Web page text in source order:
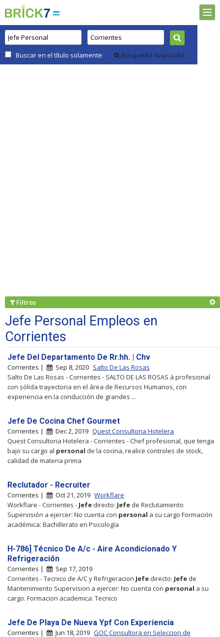
Buscar en el título solamente Búsqueda Avanzada
Filtros
Jefe Personal Empleos en
Corrientes
Jefe Del Departamento De Rr.hh. | Chv
Corrientes | Sep 8, 2020 Salto De Las Rosas
Salto De Las Rosas - Corrientes - SALTO DE LAS ROSAS á profesional
con sólida trayectoria en el área de Recursos Humanos, con
experiencia en la conducción de grandes ...
Jefe De Cocina Chef Gourmet
Corrientes | Dec 2, 2019 Quest Consultoria Hotelera
Quest Consultoria Hotelera - Corrientes - Chef profesional, que tenga
bajo su cargo al personal de la cocina, realice controles de stock,
calidad de materia prima
Reclutador - Recruiter
Corrientes | Oct 21, 2019 Workflare
Workflare - Corrientes - Jefe directo: Jefe de Reclutamiento
Supervisión a ejercer: No cuenta con personal a su cargo Formación
académica: Bachillerato en Psicología
H-786] Técnico De A/c - Aire Acondicionado Y
Refrigeración
Corrientes |
Sep 17, 2019
Corrientes - Tecnico de A/C y Refrigeracion Jefe directo: Jefe de
Mantenimiento Supervision a ejercer: No cuenta con personal a su
cargo. Formacion academica: Tecnico
Jefe De Playa De Nueva Ypf Con Experiencia
Corrientes | Jun 18, 2019 GOC Consultora en Seleccion de